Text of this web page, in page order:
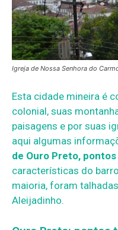
Igreja de Nossa Senhora do
Esta cidade mineira é
colonial, suas
paisagens e por suas
aqui algumas
de Ouro Preto,
características do
maioria, foram
Aleijadinho.